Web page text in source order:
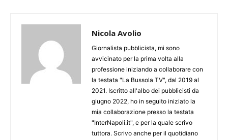
Nicola Avolio
Giornalista pubblicista, mi sono
avvicinato per la prima volta alla
professione iniziando a collaborare con
la testata "La Bussola TV", dal 2019 al
2021. Iscritto all'albo dei pubblicisti da
giugno 2022, ho in seguito iniziato la
mia collaborazione presso la testata
"InterNapoli.it", e per la quale scrivo
tuttora. Scrivo anche per il quotidiano